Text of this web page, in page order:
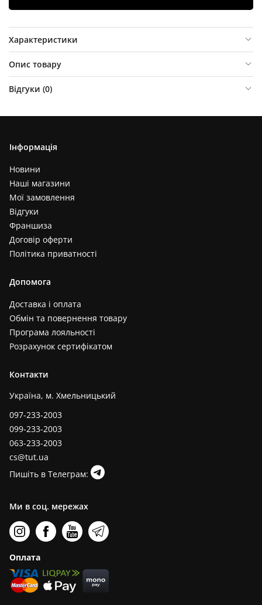
Характеристики
Опис товару
Відгуки (0)
Інформація
Новини
Наші магазини
Мої замовлення
Відгуки
Франшиза
Договір оферти
Політика приватності
Допомога
Доставка і оплата
Обмін та повернення товару
Програма лояльності
Розрахунок сертифікатом
Контакти
Україна, м. Хмельницький
097-233-2003
099-233-2003
063-233-2003
cs@tut.ua
Пишіть в Телеграм:
Ми в соц. мережах
Оплата